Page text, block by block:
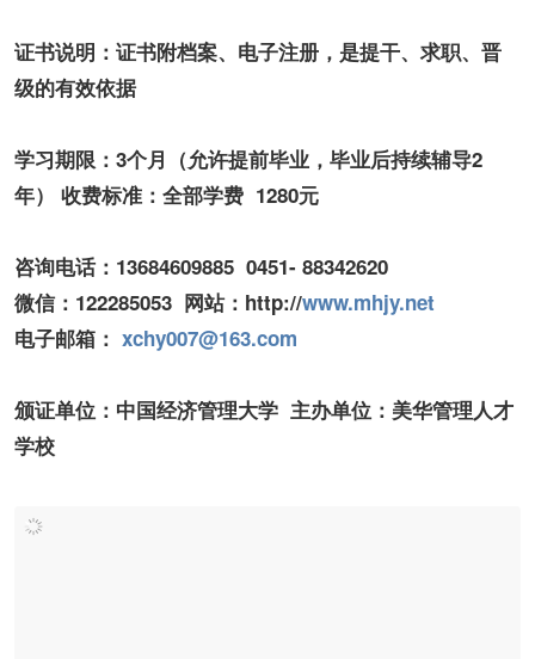
证书说明： 证书附档案、电子注册，是提干、求职、晋
级的有效依据
学习期限 ： 3个月（允许提前毕业，毕业后持续辅导2
年）
收费标准 ： 全部学费 1280元
咨询电话： 13684609885 0451- 88342620
微信： 122285053 网站： http://www.mhjy.net
电子邮箱： xchy007@163.com
颁证单位：中国经济管理大学 主办单位：美华管理人才
学校